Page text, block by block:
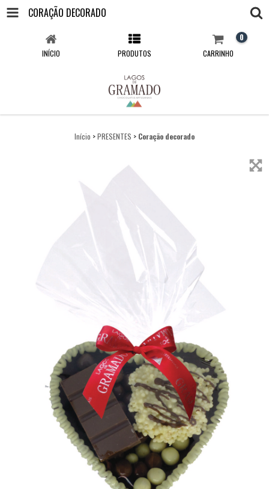
CORAÇÃO DECORADO
INÍCIO PRODUTOS CARRINHO
0
Início >PRESENTES > Coração decorado